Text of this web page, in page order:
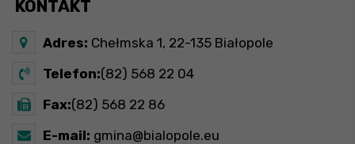
KONTAKT
Adres: Chełmska 1, 22-135 Białopole
Telefon:(82) 568 22 04
Fax:(82) 568 22 86
E-mail: gmina@bialopole.eu